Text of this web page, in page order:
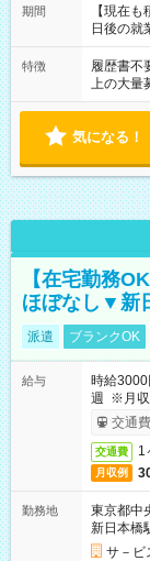
たくない
の方へ
の勤務時
期間
【現在
日後の就
特徴 履歴書不
上の大量
気になる！
【在宅勤務
ほぼなし▼新
派遣 ブランクOK
給与
時給
週 ※月収
ービス利
交通
交通費 1
月収例
勤務地
東京都中
新日本橋
サ－ビ